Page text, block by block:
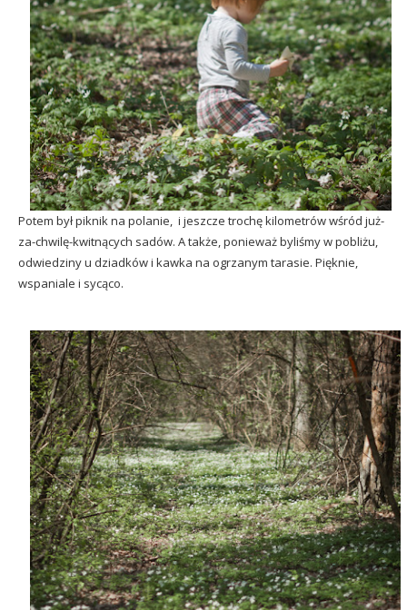
Potem był piknik na polanie, i jeszcze trochę kilometrów wśród już-
za-chwilę-kwitnących sadów. A także, ponieważ byliśmy w pobliżu,
odwiedziny u dziadków i kawka na ogrzanym tarasie. Pięknie,
wspaniale i sycąco.